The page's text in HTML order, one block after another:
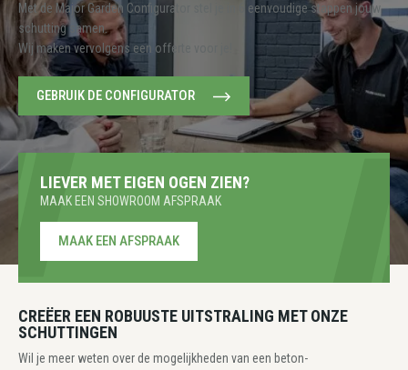
Met de Major Garden Configurator stel je in 6 eenvoudige stappen jouw
schutting samen.
Wij maken vervolgens een offerte voor je!
GEBRUIK DE CONFIGURATOR
LIEVER MET EIGEN OGEN ZIEN?
MAAK EEN SHOWROOM AFSPRAAK
MAAK EEN AFSPRAAK
CREËER EEN ROBUUSTE UITSTRALING MET ONZE
SCHUTTINGEN
Wil je meer weten over de mogelijkheden van een beton-